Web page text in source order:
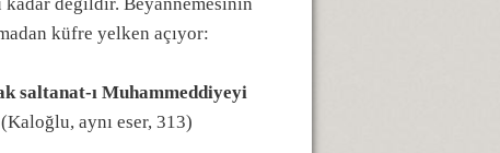
kadar değildir. Beyannemesinin
küfre yelken açıyor:
saltanat-ı Muhammeddiyeyi
(Kaloğlu, aynı eser, 313)